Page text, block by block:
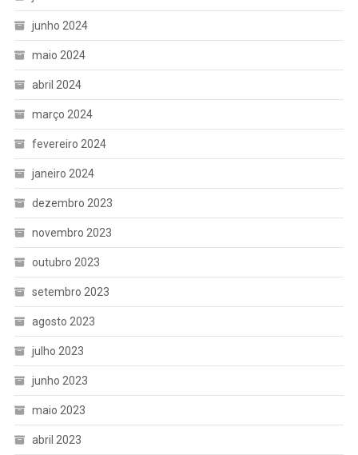
junho 2024
maio 2024
abril 2024
março 2024
fevereiro 2024
janeiro 2024
dezembro 2023
novembro 2023
outubro 2023
setembro 2023
agosto 2023
julho 2023
junho 2023
maio 2023
abril 2023